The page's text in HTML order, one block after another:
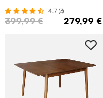
4.7 (3)
399,99 € 279,99 €